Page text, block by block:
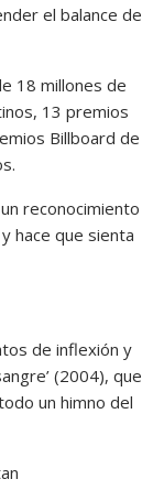
el balance de
18 millones de
13 premios
Billboard de
reconocimiento
hace que sienta
de inflexión y
(2004), que
un himno del